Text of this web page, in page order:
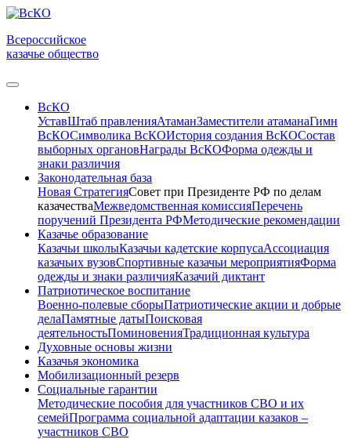
Всероссийское
казачье общество
ВсКО
УставШтаб правленияАтаманЗаместители атаманаГимн
ВсКОСимволика ВсКОИстория создания ВсКОСостав
выборных органовНаграды ВсКОФорма одежды и
знаки различия
Законодательная база
Новая СтратегияСовет при Президенте РФ по делам
казачестваМежведомственная комиссияПеречень
поручений Президента РФМетодические рекомендации
Казачье образование
Казачьи школыКазачьи кадетские корпусаАссоциация
казачьих вузовСпортивные казачьи мероприятияФорма
одежды и знаки различияКазачий диктант
Патриотическое воспитание
Военно-полевые сборыПатриотические акции и добрые
делаПамятные датыПоисковая
деятельностьПоминовенияТрадиционная культура
Духовные основы жизни
Казачья экономика
Мобилизационный резерв
Социальные гарантии
Методические пособия для участников СВО и их
семейПрограмма социальной адаптации казаков –
участников СВО